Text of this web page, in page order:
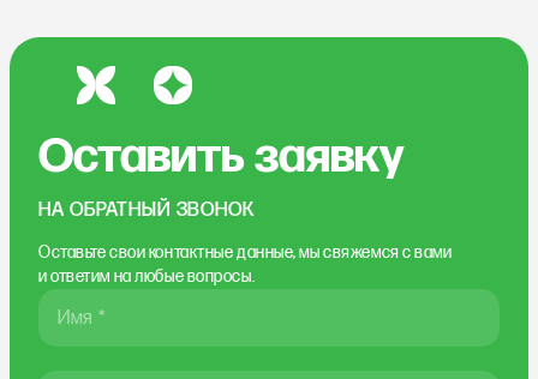
Оставить заявку
НА ОБРАТНЫЙ ЗВОНОК
Оставьте свои контактные данные, мы свяжемсяс вами
и ответим на любые вопросы.
Имя *